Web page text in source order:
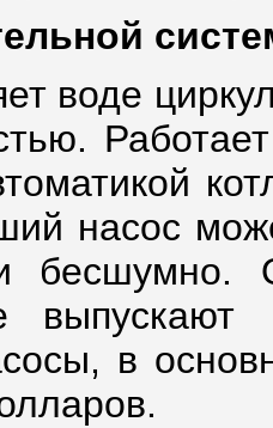
воде
насос
выпускают
в